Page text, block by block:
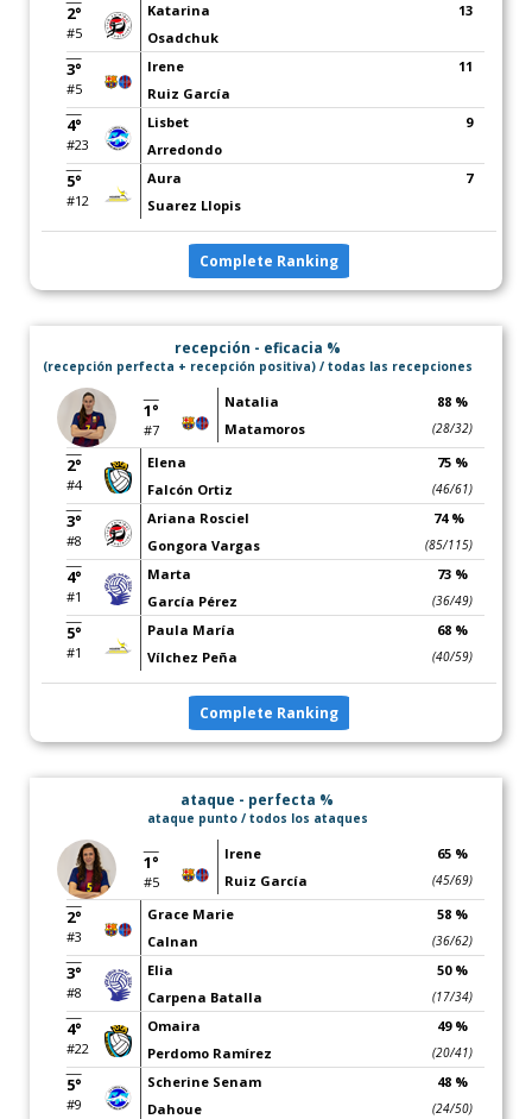
2°
#5
Katarina
Osadchuk
13
3°
#5
Irene
Ruiz García
11
4°
#23
Lisbet
Arredondo
9
5°
#12
Aura
Suarez Llopis
7
Complete Ranking
recepción - eficacia %
(recepción perfecta + recepción positiva) / todas las recepciones
1°
#7
Natalia
Matamoros
88 %
(28/32)
2°
#4
Elena
Falcón Ortiz
75 %
(46/61)
3°
#8
Ariana Rosciel
Gongora Vargas
74 %
(85/115)
4°
#1
Marta
García Pérez
73 %
(36/49)
5°
#1
Paula María
Vílchez Peña
68 %
(40/59)
Complete Ranking
ataque - perfecta %
ataque punto / todos los ataques
1°
#5
Irene
Ruiz García
65 %
(45/69)
2°
#3
Grace Marie
Calnan
58 %
(36/62)
3°
#8
Elia
Carpena Batalla
50 %
(17/34)
4°
#22
Omaira
Perdomo Ramírez
49 %
(20/41)
5°
#9
Scherine Senam
Dahoue
48 %
(24/50)